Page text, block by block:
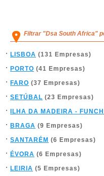
Filtrar "Dsa South Africa"
LISBOA (131 Empresas)
PORTO (41 Empresas)
FARO (37 Empresas)
SETÚBAL (23 Empresas)
ILHA DA MADEIRA -
BRAGA (9 Empresas)
SANTARÉM (6 Empresas)
ÉVORA (6 Empresas)
LEIRIA (5 Empresas)